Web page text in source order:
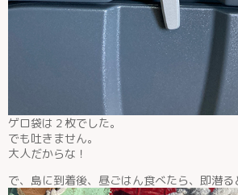
ゲロ袋は２枚でした。
でも吐きません。
大人だからな！
で、島に到着後、昼ごはん食べたら、即潜